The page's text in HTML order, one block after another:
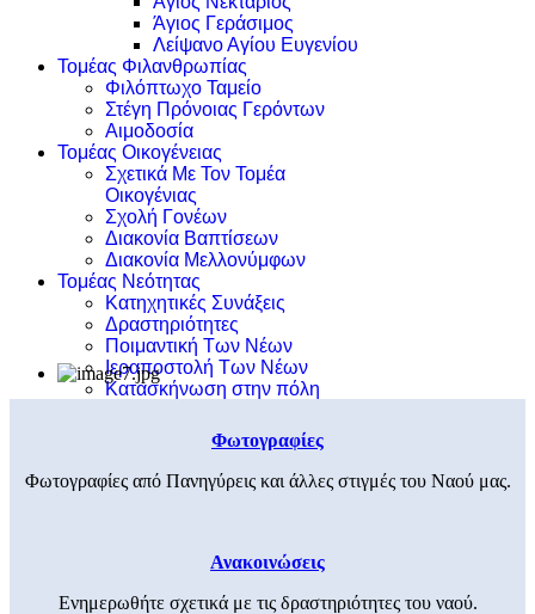
Άγιος Γεράσιμος
Λείψανο Αγίου Ευγενίου
Τομέας Φιλανθρωπίας
Φιλόπτωχο Ταμείο
Στέγη Πρόνοιας Γερόντων
Αιμοδοσία
Τομέας Οικογένειας
Σχετικά Με Τον Τομέα
Οικογένιας
Σχολή Γονέων
Διακονία Βαπτίσεων
Διακονία Μελλονύμφων
Τομέας Νεότητας
Κατηχητικές Συνάξεις
Δραστηριότητες
Ποιμαντική Των Νέων
Ιεραποστολή Των Νέων
Κατασκήνωση στην πόλη
Φωτογραφίες
Φωτογραφίες από Πανηγύρεις και άλλες στιγμές του Ναού μας.
Ανακοινώσεις
Ενημερωθήτε σχετικά με τις δραστηριότητες του ναού.